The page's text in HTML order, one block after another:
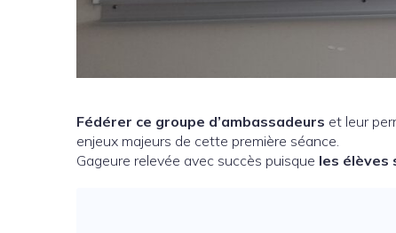
Fédérer ce groupe d’ambassadeurs et leur
enjeux majeurs de cette première séance.
Gageure relevée avec succès puisque les élèves